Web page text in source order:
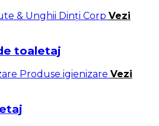
& Unghii Dinți Corp Vezi
toaletaj
Produse igienizare Vezi